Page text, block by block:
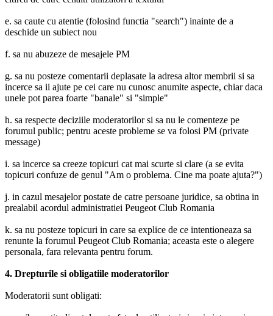
e. sa caute cu atentie (folosind functia "search") inainte de a
deschide un subiect nou
f. sa nu abuzeze de mesajele PM
g. sa nu posteze comentarii deplasate la adresa altor membrii si sa
incerce sa ii ajute pe cei care nu cunosc anumite aspecte, chiar daca
unele pot parea foarte "banale" si "simple"
h. sa respecte deciziile moderatorilor si sa nu le comenteze pe
forumul public; pentru aceste probleme se va folosi PM (private
message)
i. sa incerce sa creeze topicuri cat mai scurte si clare (a se evita
topicuri confuze de genul "Am o problema. Cine ma poate ajuta?")
j. in cazul mesajelor postate de catre persoane juridice, sa obtina in
prealabil acordul administratiei Peugeot Club Romania
k. sa nu posteze topicuri in care sa explice de ce intentioneaza sa
renunte la forumul Peugeot Club Romania; aceasta este o alegere
personala, fara relevanta pentru forum.
4. Drepturile si obligatiile moderatorilor
Moderatorii sunt obligati: